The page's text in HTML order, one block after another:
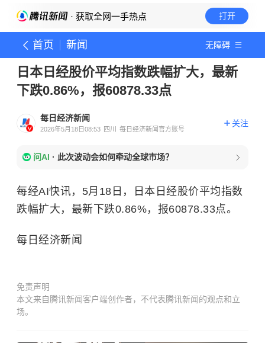
· 获取全网一手热点 打开
首页 新闻 无障碍
日本日经股价平均指数跌幅扩大，最新
下跌0.86%，报60878.33点
每日经济新闻
2026年5月18日08:53 四川 每日经济新闻官方账号
关注
问AI · 此次波动会如何牵动全球市场？
每经AI快讯，5月18日，日本日经股价平均指数
跌幅扩大，最新下跌0.86%，报60878.33点。
每日经济新闻
免责声明
本文来自腾讯新闻客户端创作者，不代表腾讯新闻的观点和立
场。